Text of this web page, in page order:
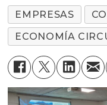
EMPRESAS
ECONOMÍA